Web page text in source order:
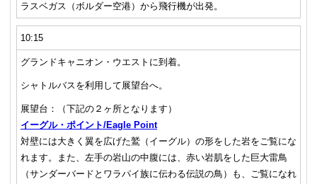
ラスベガス（ボルダー空港）から飛行機が出発。
10:15
グランドキャニオン・ウエストに到着。
シャトルバスを利用して展望台へ。
展望台：（下記の２ヶ所となります）
イーグル・ポイント/Eagle Point
対壁には大きく翼を広げた鷲（イーグル）の形をした岩をご覧にな
れます。また、左手の岩山の中腹には、赤い岩肌をした巨大雷鳥
（サンダーバードとワラパイ族に伝わる伝説の鳥）も、ご覧になれ